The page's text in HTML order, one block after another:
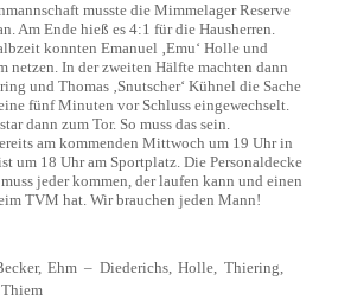
musste die Mimmelager Reserve
Am Ende hieß es 4:1 für die Hausherren.
konnten Emanuel ‚Emu‘ Holle und
netzen. In der zweiten Hälfte machten dann
und Thomas ‚Snutscher‘ Kühnel die Sache
fünf Minuten vor Schluss eingewechselt.
dann zum Tor. So muss das sein.
am kommenden Mittwoch um 19 Uhr in
um 18 Uhr am Sportplatz. Die Personaldecke
jeder kommen, der laufen kann und einen
TVM hat. Wir brauchen jeden Mann!
Ehm – Diederichs, Holle, Thiering,